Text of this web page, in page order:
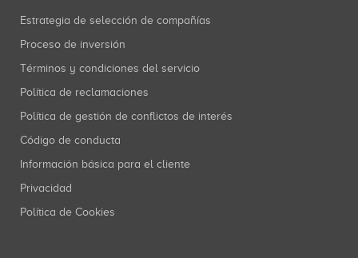
Estrategia de selección de compañías
Proceso de inversión
Términos y condiciones del servicio
Política de reclamaciones
Política de gestión de conflictos de interés
Código de conducta
Información básica para el cliente
Privacidad
Política de Cookies